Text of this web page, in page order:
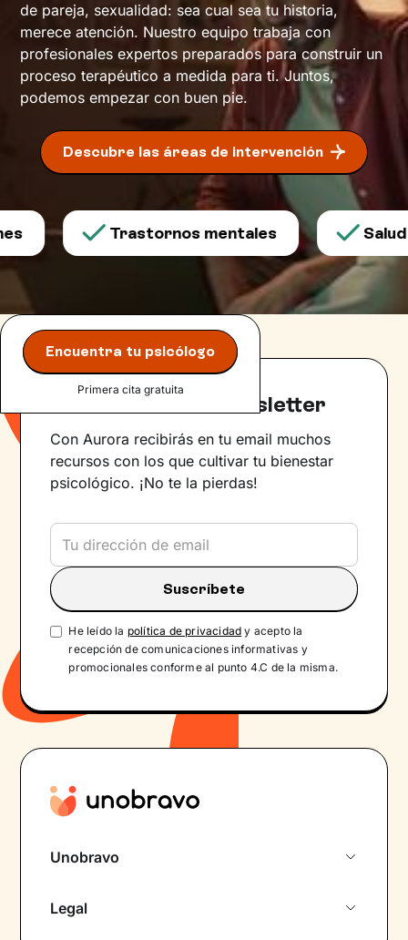
de pareja, sexualidad: sea cual sea tu historia,
merece atención. Nuestro equipo trabaja con
profesionales expertos preparados para construir un
proceso terapéutico a medida para ti. Juntos,
podemos empezar con buen pie.
Descubre las áreas de intervención
Trastornos mentales Salud
Encuentra tu psicólogo
Primera cita gratuita
Suscríbete a la newsletter
Con Aurora recibirás en tu email muchos
recursos con los que cultivar tu bienestar
psicológico. ¡No te la pierdas!
He leído la política de privacidad y acepto la
recepción de comunicaciones informativas y
promocionales conforme al punto 4.C de la misma.
Unobravo
Legal